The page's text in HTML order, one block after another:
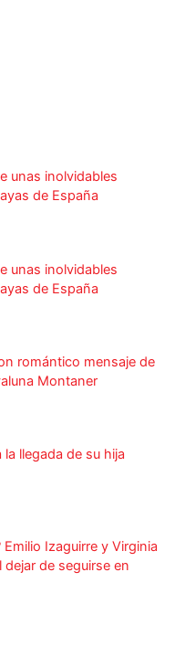
unas inolvidables
de España
unas inolvidables
de España
romántico mensaje de
Montaner
la llegada de su hija
Izaguirre y Virginia
de seguirse en